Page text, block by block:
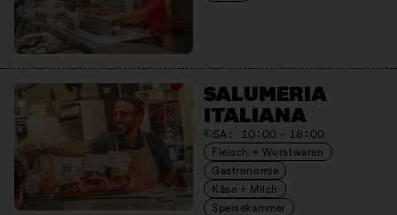
SALUMERIA
ITALIANA
SA: 10:00 – 18:00
Fleisch + Wurstwaren
Gastronomie
Käse + Milch
Speisekammer